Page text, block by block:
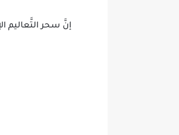
إنَّ سحر التَّعاليم